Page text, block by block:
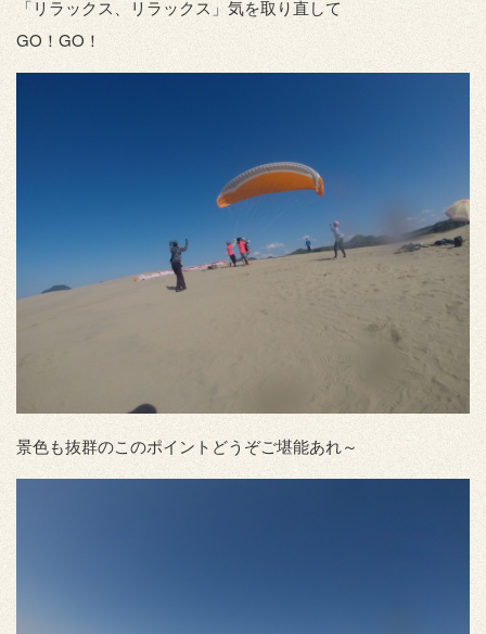
「リラックス、リラックス」気を取り直して
GO！GO！
景色も抜群のこのポイントどうぞご堪能あれ～